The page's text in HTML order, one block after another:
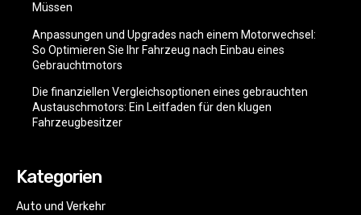
Müssen
Anpassungen und Upgrades nach einem Motorwechsel:
So Optimieren Sie Ihr Fahrzeug nach Einbau eines
Gebrauchtmotors
Die finanziellen Vergleichsoptionen eines gebrauchten
Austauschmotors: Ein Leitfaden für den klugen
Fahrzeugbesitzer
Kategorien
Auto und Verkehr